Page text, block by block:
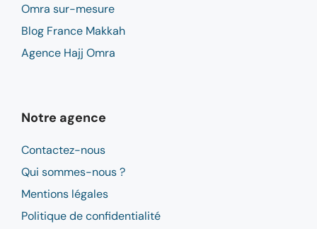
Omra sur-mesure
Blog France Makkah
Agence Hajj Omra
Notre agence
Contactez-nous
Qui sommes-nous ?
Mentions légales
Politique de confidentialité